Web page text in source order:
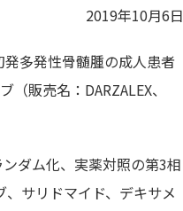
2019年10月6日
多発性骨髄腫の成人患者
販売名：DARZALEX、
ダム化、実薬対照の第3相
サリドマイド、デキサメ